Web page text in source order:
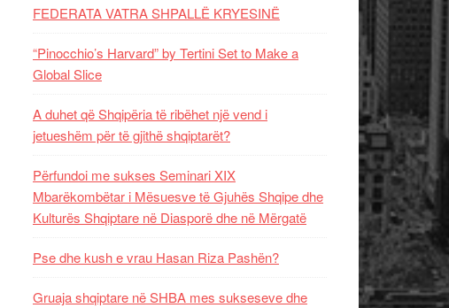
FEDERATA VATRA SHPALLË KRYESINË
“Pinocchio’s Harvard” by Tertini Set to Make a
Global Slice
A duhet që Shqipëria të ribëhet një vend i
jetueshëm për të gjithë shqiptarët?
Përfundoi me sukses Seminari XIX
Mbarëkombëtar i Mësuesve të Gjuhës Shqipe dhe
Kulturës Shqiptare në Diasporë dhe në Mërgatë
Pse dhe kush e vrau Hasan Riza Pashën?
Gruaja shqiptare në SHBA mes sukseseve dhe